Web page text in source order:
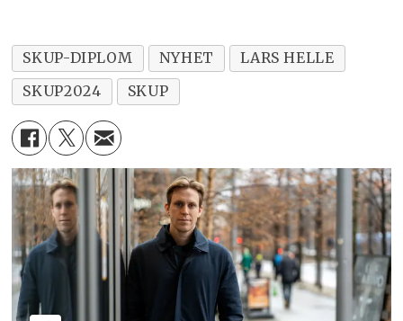
SKUP-DIPLOM NYHET
LARS HELLE
SKUP2024
SKUP